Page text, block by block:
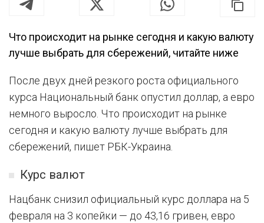
Что происходит на рынке сегодня и какую валюту
лучше выбрать для сбережений, читайте ниже
После двух дней резкого роста официального
курса Национальный банк опустил доллар, а евро
немного выросло. Что происходит на рынке
сегодня и какую валюту лучше выбрать для
сбережений, пишет РБК-Украина.
Курс валют
Нацбанк снизил официальный курс доллара на 5
февраля на 3 копейки — до 43,16 гривен, евро